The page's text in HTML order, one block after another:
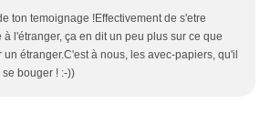
ton temoignage !Effectivement de s'etre
à l'étranger, ça en dit un peu plus sur ce que
un étranger.C'est à nous, les avec-papiers, qu'il
bouger ! :-))